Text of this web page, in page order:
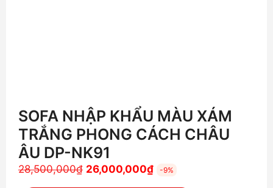
SOFA NHẬP KHẨU MÀU XÁM
TRẮNG PHONG CÁCH CHÂU
ÂU DP-NK91
28,500,000₫ Giá
26,000,000₫Giá
-9%